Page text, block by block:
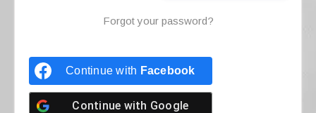
Forgot your password?
Continue with Facebook
Continue with Google